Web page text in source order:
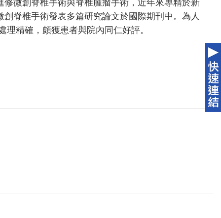
微創脊椎手術與脊椎腫瘤手術，近年來專精於新
脊椎手術發表多篇研究論文於國際期刊中。為人
精確，頗獲患者與院內同仁好評。